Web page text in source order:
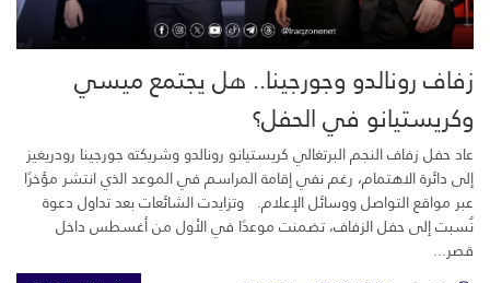
زفاف رونالدو وجورجينا.. هل يجتمع ميسي
وكريستيانو في الحفل؟
عاد حفل زفاف النجم البرتغالي كريستيانو رونالدو وشريكته جورجينا رودريغيز
إلى دائرة الاهتمام، رغم نفي إقامة المراسم في الموعد الذي انتشر مؤخرًا
عبر مواقع التواصل ووسائل الإعلام. وتزايدت الشائعات بعد تداول دعوة
نُسبت إلى حفل الزفاف، تضمنت موعدًا في الأول من أغسطس داخل
قصر...